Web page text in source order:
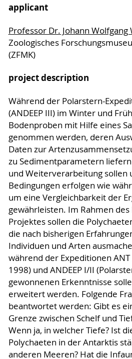
applicant
Professor Dr. Johann Wolfgang
Zoologisches
(ZFMK)
project description
Während der Polarstern-
(ANDEEP III) im Winter und
Bodenproben mit Hilfe eines
genommen werden, deren
Daten zur
zu Sedimentparametern
und Weiterverarbeitung sollen
Bedingungen erfolgen wie
um eine Vergleichbarkeit der
gewährleisten. Im Rahmen
Projektes sollen die
die nach bisherigen
Individuen und Arten
während der Expeditionen ANT
1998) und ANDEEP I/II
gewonnenen Erkenntnisse
erweitert werden. Folgende
beantwortet werden: Gibt es
Grenze zwischen Schelf und
Wenn ja, in welcher Tiefe? Ist
Polychaeten in der Antarktis
anderen Meeren? Hat die